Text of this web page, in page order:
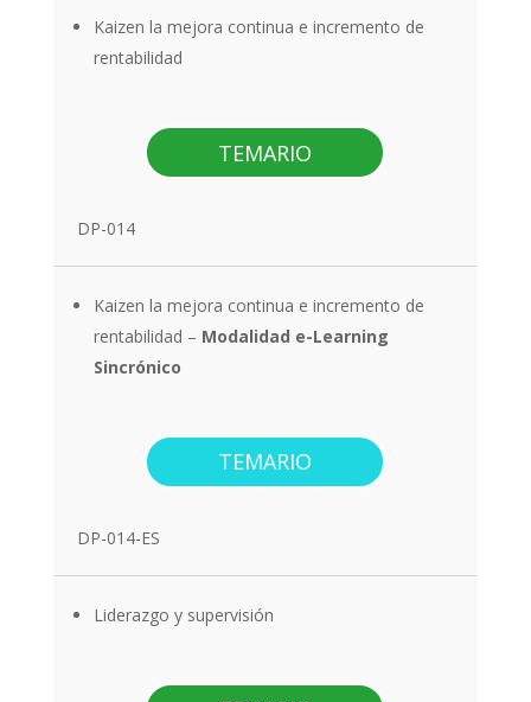
Kaizen la mejora continua e incremento de
rentabilidad
TEMARIO
DP-014
Kaizen la mejora continua e incremento de
rentabilidad – Modalidad e-Learning
Sincrónico
TEMARIO
DP-014-ES
Liderazgo y supervisión